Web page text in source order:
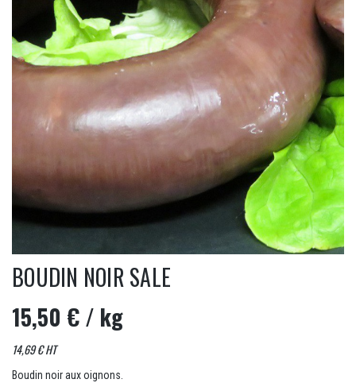
BOUDIN NOIR SALE
15,50 €/ kg
14,69 € HT
Boudin noir aux oignons.